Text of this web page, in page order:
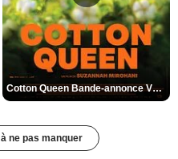
Cotton Queen Bande-annonce VO STFR
ne pas manquer